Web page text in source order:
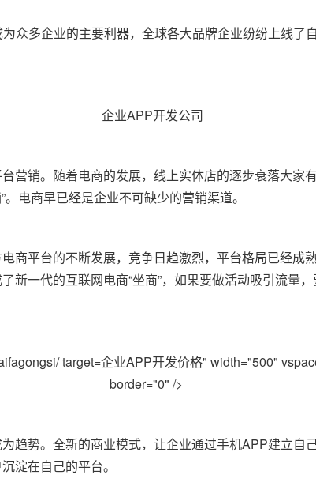
众多企业的主要利器，全球各大品牌企业纷纷上线了
营销。随着电商的发展，线上实体店的逐步衰落大家
电商早已经是企业不可缺少的营销渠道。
商平台的不断发展，竞争日趋激烈，平台格局已经成
新一代的互联网电商“坐商”，如果要做活动吸引流量
企业APP开发价格" width="500"
border="0" />
趋势。全新的商业模式，让企业通过手机APP建立自
淀在自己的平台。